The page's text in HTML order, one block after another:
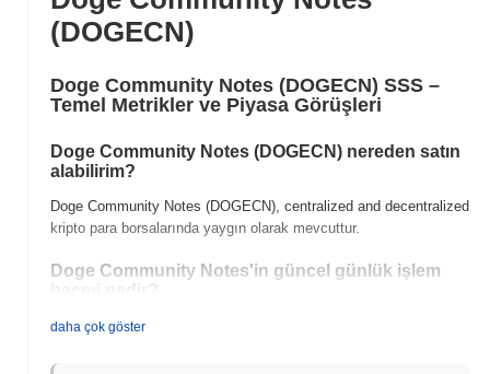
(DOGECN)
Doge Community Notes (DOGECN) SSS –
Temel Metrikler ve Piyasa Görüşleri
Doge Community Notes (DOGECN) nereden satın
alabilirim?
Doge Community Notes (DOGECN), centralized and decentralized
kripto para borsalarında yaygın olarak mevcuttur.
Doge Community Notes'in güncel günlük işlem
hacmi nedir?
Son 24 saatte Doge Community Notes'in işlem hacmi
daha çok göster